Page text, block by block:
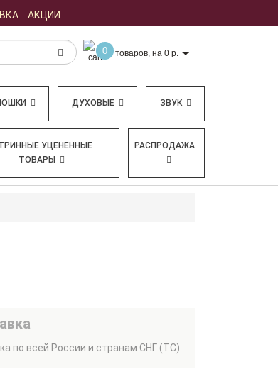
АКЦИИ
0 товаров, на 0 р.
ДУХОВЫЕ ЗВУК
УЦЕНЕННЫЕ
ТОВАРЫ
РАСПРОДАЖА
по всей России и странам СНГ (ТС)